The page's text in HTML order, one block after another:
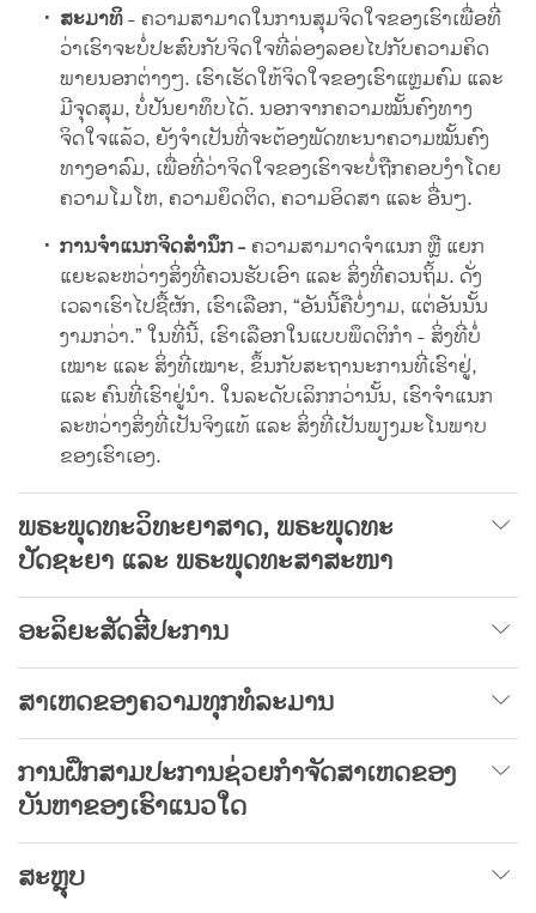
ສະມາທິ- ຄວາມສາມາດໃນການສຸມຈິດໃຈຂອງເຮົາເພື່ອທີ່
ວ່າເຮົາຈະບໍ່ປະສົບກັບຈິດໃຈທີ່ລ່ອງລອຍໄປກັບຄວາມຄິດ
ພາຍນອກຕ່າງໆ. ເຮົາເຮັດໃຫ້ຈິດໃຈຂອງເຮົາແຫຼມຄົມ ແລະ
ມີຈຸດສຸມ, ບໍ່ປັນຍາທຶບໄດ້. ນອກຈາກຄວາມໝັ້ນຄົງທາງ
ຈິດໃຈແລ້ວ, ຍັງຈຳເປັນທີ່ຈະຕ້ອງພັດທະນາຄວາມໝັ້ນຄົງ
ທາງອາລົມ, ເພື່ອທີ່ວ່າຈິດໃຈຂອງເຮົາຈະບໍ່ຖືກຄອບງຳໂດຍ
ຄວາມໂມໂຫ, ຄວາມຍຶດຕິດ, ຄວາມອິດສາ ແລະ ອື່ນໆ.
ການຈຳແນກຈິດສຳນຶກ - ຄວາມສາມາດຈຳແນກ ຫຼື ແຍກ
ແຍະລະຫວ່າງສິ່ງທີ່ຄວນຮັບເອົາ ແລະ ສິ່ງທີ່ຄວນຖິ້ມ. ດັ່ງ
ເວລາເຮົາໄປຊື້ຜັກ, ເຮົາເລືອກ, “ອັນນີ້ຄືບໍ່ງາມ, ແຕ່ອັນນັ້ນ
ງາມກວ່າ.” ໃນທີ່ນີ້, ເຮົາເລືອກໃນແບບພຶດຕິກຳ - ສິ່ງທີ່ບໍ່
ເໝາະ ແລະ ສິ່ງທີ່ເໝາະ, ຂຶ້ນກັບສະຖານະການທີ່ເຮົາຢູ່,
ແລະ ຄົນທີ່ເຮົາຢູ່ນຳ. ໃນລະດັບເລິກກວ່ານັ້ນ, ເຮົາຈຳແນກ
ລະຫວ່າງສິ່ງທີ່ເປັນຈິງແທ້ ແລະ ສິ່ງທີ່ເປັນພຽງມະໂນພາບ
ຂອງເຮົາເອງ.
ພຣະພຸດທະວິທະຍາສາດ, ພຣະພຸດທະ
ປັດຊະຍາ ແລະ ພຣະພຸດທະສາສະໜາ
ອະລິຍະສັດສີ່ປະການ
ສາເຫດຂອງຄວາມທຸກທໍລະມານ
ການຝຶກສາມປະການຊ່ວຍກຳຈັດສາເຫດຂອງ
ບັນຫາຂອງເຮົາແນວໃດ
ສະຫຼຸບ